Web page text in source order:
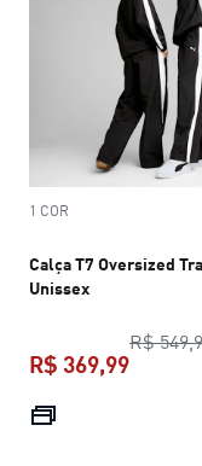
1 COR
Calça T7 Oversized
Unissex
R$
R$ 369,99
preço